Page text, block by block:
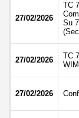
27/02/2026
TC
Su
27/02/2026
TC
27/02/2026